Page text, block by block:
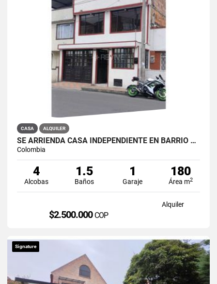
CASA ALQUILER
SE ARRIENDA CASA INDEPENDIENTE EN BARRIO QUIROGA SUR
Colombia
4
Alcobas
1.5
Baños
1
Garaje
180
Área m2
Alquiler
$2.500.000 COP
Signature